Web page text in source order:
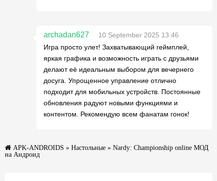
archadan627
10 September 2025 13:46
Игра просто улет! Захватывающий геймплей,
яркая графика и возможность играть с друзьями
делают её идеальным выбором для вечернего
досуга. Упрощенное управление отлично
подходит для мобильных устройств. Постоянные
обновления радуют новыми функциями и
контентом. Рекомендую всем фанатам гонок!
APK-ANDROIDS » Настольные » Nardy: Championship online МОД
на Андроид